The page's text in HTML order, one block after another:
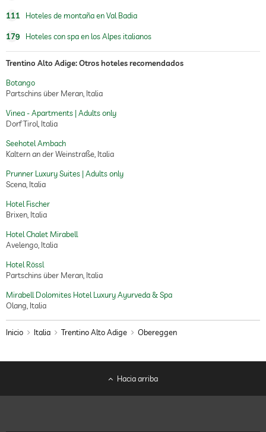
111 Hoteles de montaña en Val Badia
179 Hoteles con spa en los Alpes italianos
Trentino Alto Adige: Otros hoteles recomendados
Botango
Partschins über Meran, Italia
Vinea - Apartments | Adults only
Dorf Tirol, Italia
Seehotel Ambach
Kaltern an der Weinstraße, Italia
Prunner Luxury Suites | Adults only
Scena, Italia
Hotel Fischer
Brixen, Italia
Hotel Chalet Mirabell
Avelengo, Italia
Hotel Rössl
Partschins über Meran, Italia
Mirabell Dolomites Hotel Luxury Ayurveda & Spa
Olang, Italia
Inicio Italia Trentino Alto Adige Obereggen
Hacia arriba